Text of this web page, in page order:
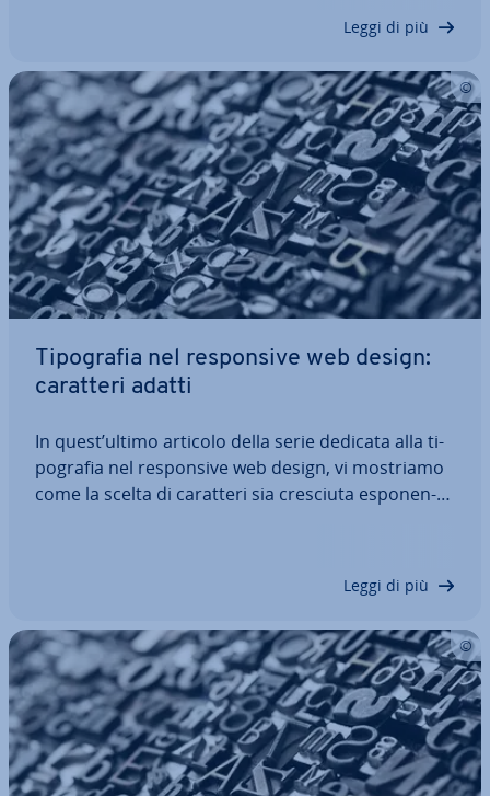
Leggi di più
Ti­po­gra­fia nel re­spon­si­ve web design:
caratteri adatti
In quest’ultimo articolo della serie dedicata alla ti­
po­gra­fia nel re­spon­si­ve web design, vi mostriamo
come la scelta di caratteri sia cresciuta espo­nen­
Leggi di più